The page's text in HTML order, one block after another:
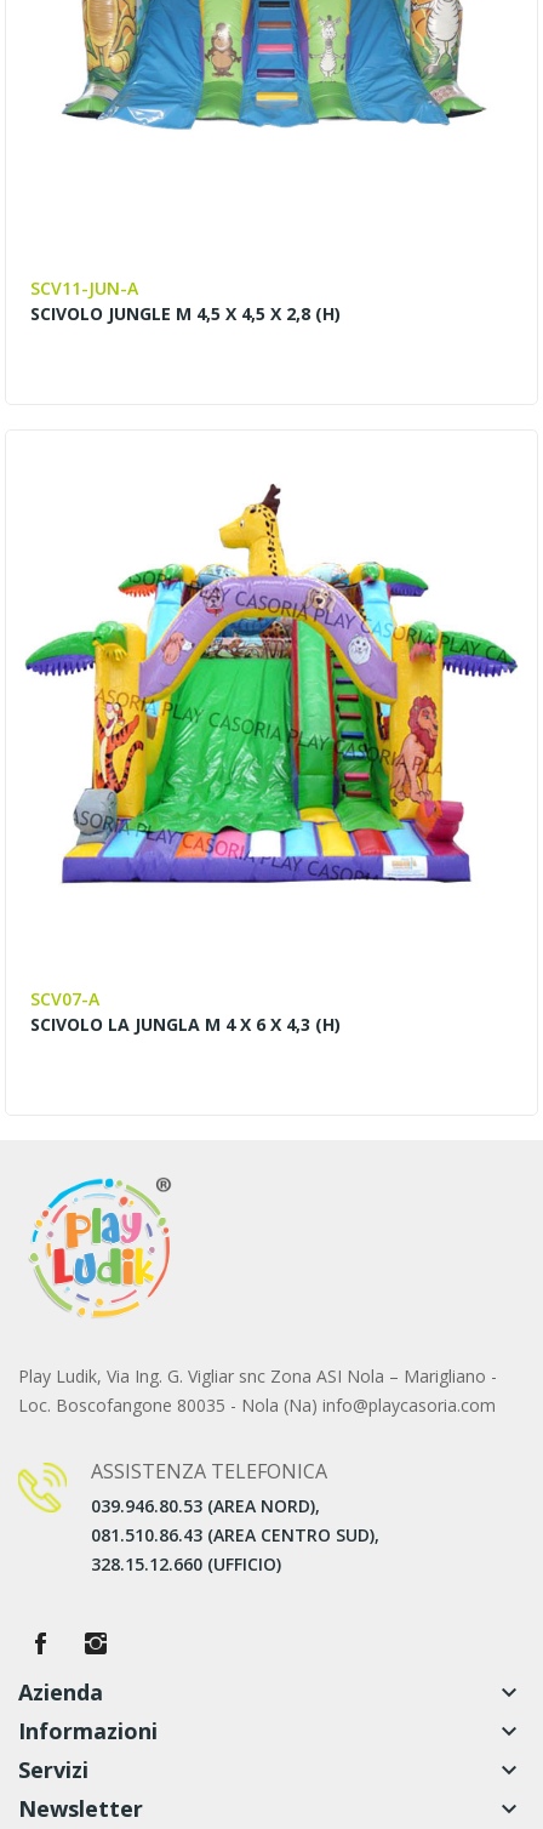
SCV11-JUN-A
SCIVOLO JUNGLE M 4,5 X 4,5 X 2,8 (H)
SCV07-A
SCIVOLO LA JUNGLA M 4 X 6 X 4,3 (H)
Play Ludik, Via Ing. G. Vigliar snc Zona ASI Nola – Marigliano -
Loc. Boscofangone 80035 - Nola (Na) info@playcasoria.com
ASSISTENZA TELEFONICA
039.946.80.53 (AREA NORD),
081.510.86.43 (AREA CENTRO SUD),
328.15.12.660 (UFFICIO)
Azienda
keyboard_arrow_down
Informazioni
keyboard_arrow_down
Servizi
keyboard_arrow_down
Newsletter
keyboard_arrow_down